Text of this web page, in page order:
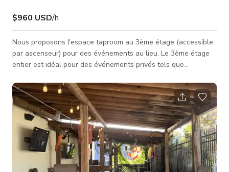
$960 USD/h
Nous proposons l'espace taproom au 3ème étage (accessible
par ascenseur) pour des événements au lieu. Le 3ème étage
entier est idéal pour des événements privés tels que
Vous pouvez également louer séparément le patio extérieur
ou la salle de conférence pour des événements privés plus
petits tels que fêtes d'anniversaire, réunions d'affaires,
événements de réseautage, etc. Capacité jusqu'à 150
personnes - T